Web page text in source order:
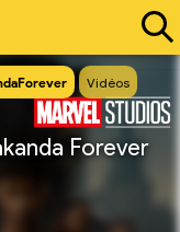
Vidéos
Forever